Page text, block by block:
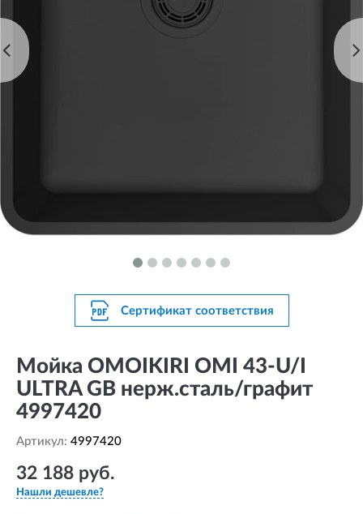
Сертификат соответствия
Мойка OMOIKIRI OMI 43-U/I
ULTRA GB нерж.сталь/графит
4997420
Артикул: 4997420
32 188 руб.
Нашли дешевле?